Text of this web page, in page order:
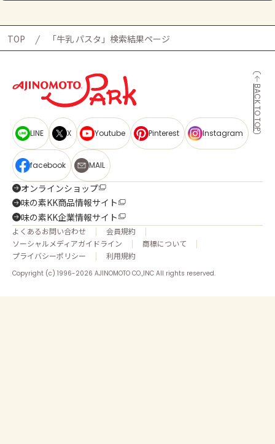
TOP 「牛乳 パスタ」検索結果ページ
BACK TO TOP
LINE X Youtube Pinterest Instagram
facebook MAIL
オンラインショップ
味の素KK商品情報サイト
味の素KK企業情報サイト
よくあるお問い合わせ
会員規約
ソーシャルメディアガイドライン
商標について
プライバシーポリシー
利用規約
Copyright (c) 1996-2026 AJINOMOTO CO.,INC All rights reserved.